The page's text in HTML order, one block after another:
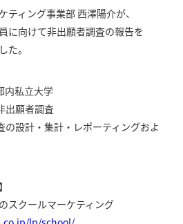
ティング事業部 西澤陽介が、
に向けて非出願者調査の報告を
た。
内私立大学
出願者調査
設計・集計・レポーティングおよ
スクールマーケティング